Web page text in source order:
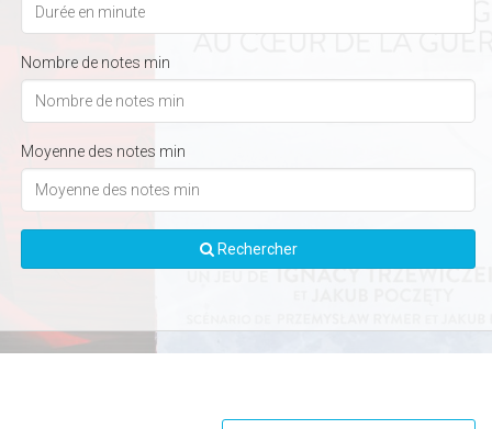
Nombre de notes min
Moyenne des notes min
Rechercher